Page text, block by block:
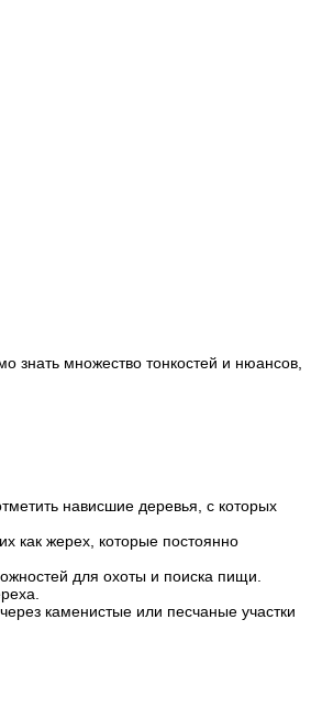
множество тонкостей и нюансов,
нависшие деревья, с которых
как жерех, которые постоянно
для охоты и поиска пищи.
каменистые или песчаные участки